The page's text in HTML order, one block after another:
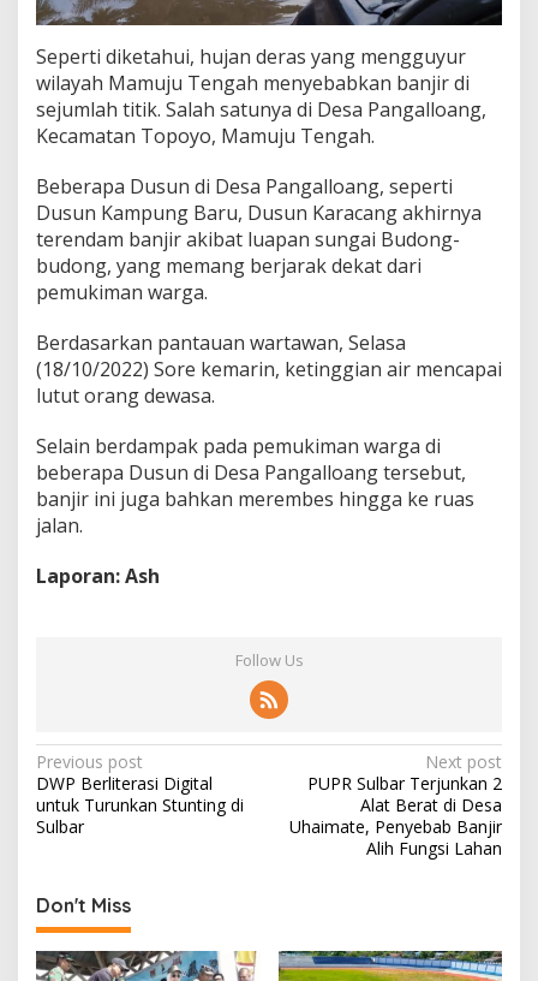
Seperti diketahui, hujan deras yang mengguyur
wilayah Mamuju Tengah menyebabkan banjir di
sejumlah titik. Salah satunya di Desa Pangalloang,
Kecamatan Topoyo, Mamuju Tengah.
Beberapa Dusun di Desa Pangalloang, seperti
Dusun Kampung Baru, Dusun Karacang akhirnya
terendam banjir akibat luapan sungai Budong-
budong, yang memang berjarak dekat dari
pemukiman warga.
Berdasarkan pantauan wartawan, Selasa
(18/10/2022) Sore kemarin, ketinggian air mencapai
lutut orang dewasa.
Selain berdampak pada pemukiman warga di
beberapa Dusun di Desa Pangalloang tersebut,
banjir ini juga bahkan merembes hingga ke ruas
jalan.
Laporan: Ash
Follow Us
P
o
s
n
a
v
Previous post
DWP Berliterasi Digital
untuk Turunkan Stunting di
Sulbar
Next post
PUPR Sulbar Terjunkan 2
Alat Berat di Desa
Uhaimate, Penyebab Banjir
Alih Fungsi Lahan
Don't Miss